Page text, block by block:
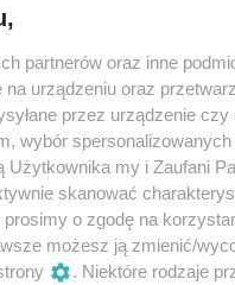
partnerów oraz inne
urządzeniu oraz
przez urządzenie
wybór
Użytkownika my i Zaufani
skanować
o zgodę na
możesz ją zmienić/
. Niektóre rodzaje